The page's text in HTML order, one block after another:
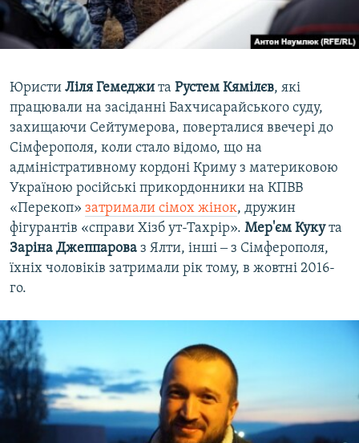
Юристи Ліля Гемеджи та Рустем Кямілєв, які
працювали на засіданні Бахчисарайського суду,
захищаючи Сейтумерова, поверталися ввечері до
Сімферополя, коли стало відомо, що на
адміністративному кордоні Криму з материковою
Україною російські прикордонники на КПВВ
«Перекоп» затримали сімох жінок, дружин
фігурантів «справи Хізб ут-Тахрір». Мер'єм Кукута
Заріна Джеппарова з Ялти, інші ‒ з Сімферополя,
їхніх чоловіків затримали рік тому, в жовтні 2016-
го.